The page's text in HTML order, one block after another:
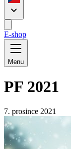
E-shop
Menu
PF 2021
7. prosince 2021